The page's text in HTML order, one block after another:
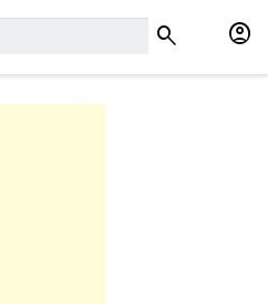
search account_circle